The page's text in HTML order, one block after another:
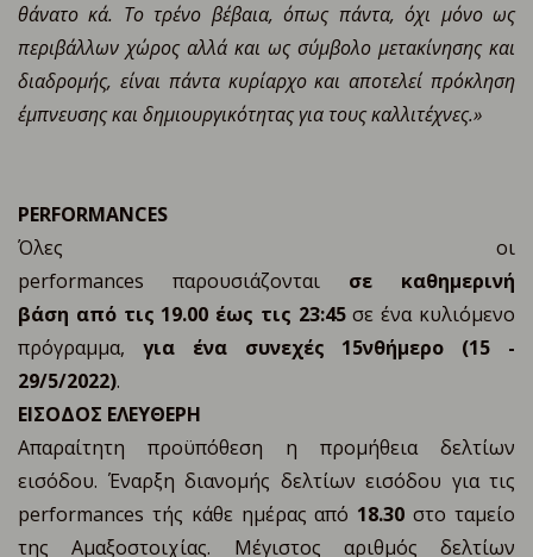
θάνατο κά. Το τρένο βέβαια, όπως πάντα, όχι μόνο ως
περιβάλλων χώρος αλλά και ως σύμβολο μετακίνησης και
διαδρομής, είναι πάντα κυρίαρχο και αποτελεί πρόκληση
έμπνευσης και δημιουργικότητας για τους καλλιτέχνες.»
PERFORMANCES
Όλες οι
performances παρουσιάζονται σε
καθημερινή
βάση από τις 19.00 έως τις 23:45σε ένα κυλιόμενο
πρόγραμμα, για ένα συνεχές 15νθήμερο (15 -
29/5/2022).
ΕΙΣΟΔΟΣ ΕΛΕΥΘΕΡΗ
Απαραίτητη προϋπόθεση η προμήθεια δελτίων
εισόδου. Έναρξη διανομής δελτίων εισόδου για τις
performances τής κάθε ημέρας από 18.30στο ταμείο
της Αμαξοστοιχίας. Μέγιστος αριθμός δελτίων